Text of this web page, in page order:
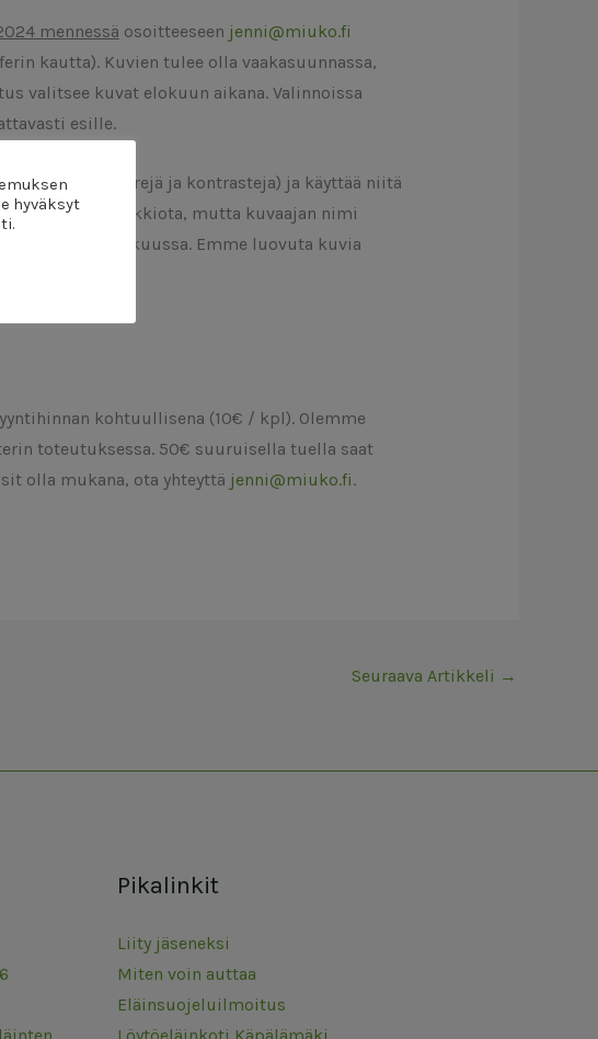
mennessä osoitteeseen jenni@miuko.fi
kautta). Kuvien tulee olla vaakasuunnassa,
valitsee kuvat elokuun aikana. Valinnoissa
esille.
(pääasiassa värejä ja kontrasteja) ja käyttää niitä
ei makseta palkkiota, mutta kuvaajan nimi
syys-lokakuussa. Emme luovuta kuvia
kohtuullisena (10€ / kpl). Olemme
toteutuksessa. 50€ suuruisella tuella saat
olla mukana, ota yhteyttä jenni@miuko.fi.
Seuraava Artikkeli →
Pikalinkit
Liity jäseneksi
Miten voin auttaa
Eläinsuojeluilmoitus
hyväksyt